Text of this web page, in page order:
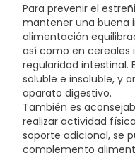
Para prevenir el
mantener una buena
alimentación
así como en cereales
regularidad intestinal.
soluble e insoluble, y
aparato digestivo.
También es
realizar actividad
soporte adicional, se
complemento